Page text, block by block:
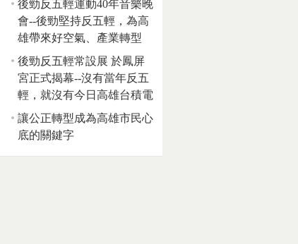
後勁反五輕運動40年音樂晚
會--後勁堅持反五輕，為高
雄帶來好空氣、產業轉型
後勁反五輕常設展 於鳳屏
宮正式揭幕--沒有當年反五
輕，就沒有今日高雄台積電
讓公正轉型成為高雄市民心
底的關鍵字